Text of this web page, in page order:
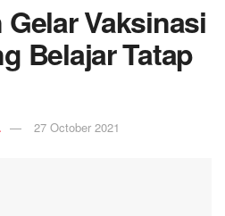
Gelar Vaksinasi
Belajar Tatap
27 October 2021